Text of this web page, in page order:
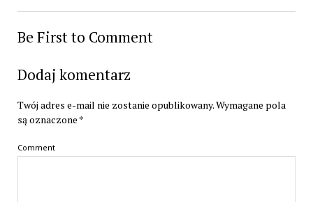
Be First to Comment
Dodaj komentarz
Twój adres e-mail nie zostanie opublikowany.Wymagane pola
są oznaczone *
Comment